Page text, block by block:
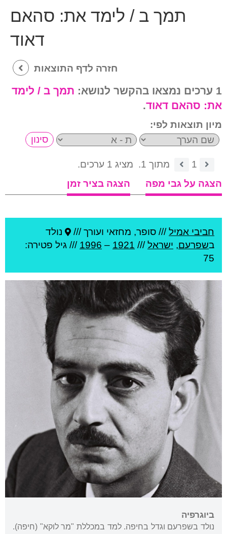
תמך ב / לימד את: סהאם
דאוד
חזרה לדף התוצאות
1 ערכים נמצאו בהקשר לנושא:
תמך ב / לימד
את: סהאם דאוד.
מיון תוצאות לפי:
1 מתוך 1.
מציג 1 ערכים.
הצגה על גבי מפה
הצגה בציר זמן
חביבי אמיל/// סופר, מחזאי ועורך ///
נולד
בשפרעם, ישראל///
1921
–
1996 /// גיל פטירה:
75
ביוגרפיה
נולד בשפרעם וגדל בחיפה. למד במכללת "מר לוקא" (חיפה).